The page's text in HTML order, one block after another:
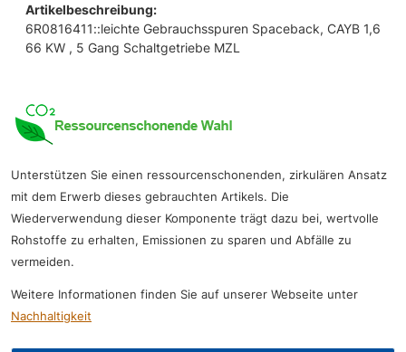
Artikelbeschreibung:
6R0816411::leichte Gebrauchsspuren Spaceback, CAYB 1,6
66 KW , 5 Gang Schaltgetriebe MZL
Unterstützen Sie einen ressourcenschonenden, zirkulären Ansatz
mit dem Erwerb dieses gebrauchten Artikels. Die
Wiederverwendung dieser Komponente trägt dazu bei, wertvolle
Rohstoffe zu erhalten, Emissionen zu sparen und Abfälle zu
vermeiden.
Weitere Informationen finden Sie auf unserer Webseite unter
Nachhaltigkeit